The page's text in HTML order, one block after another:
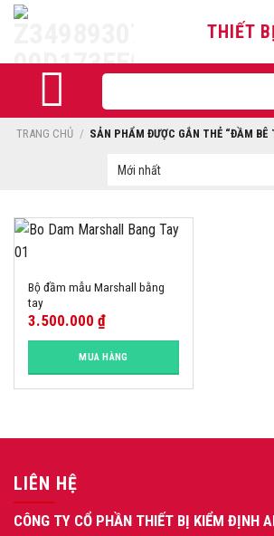
Skip
THIẾT
kiếm:
TRANG CHỦ / SẢN PHẨM ĐƯỢC GẮN THẺ “ĐẦM BÊ
Bộ đầm mẫu Marshall bằng
tay
3.500.000 ₫
MUA HÀNG
LIÊN HỆ
CÔNG TY CỔ PHẦN THIẾT BỊ KIỂM ĐỊNH